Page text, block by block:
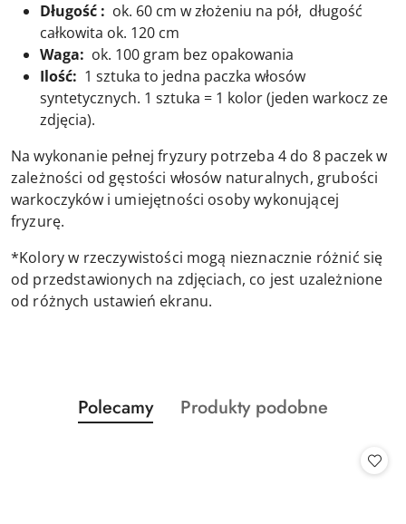
Długość : ok. 60 cm w złożeniu na pół, długość
całkowita ok. 120 cm
Waga: ok. 100 gram bez opakowania
Ilość: 1 sztuka to jedna paczka włosów
syntetycznych. 1 sztuka = 1 kolor (jeden warkocz ze
zdjęcia).
Na wykonanie pełnej fryzury potrzeba 4 do 8 paczek w
zależności od gęstości włosów naturalnych, grubości
warkoczyków i umiejętności osoby wykonującej
fryzurę.
*Kolory w rzeczywistości mogą nieznacznie różnić się
od przedstawionych na zdjęciach, co jest uzależnione
od różnych ustawień ekranu.
Pomiń karuzelę produktów
Produkty
o
Polecamy
Produkty
Produkty podobne